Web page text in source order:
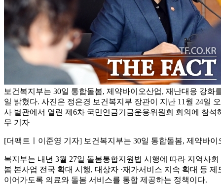
보건복지부는 30일 통합돌봄, 제약바이오산업, 재난대응 강화
일 밝혔다. 사진은 정은경 보건복지부 장관이 지난 11월 24일
사 별관에서 열린 제6차 국민연금기금운용위원회 회의에 참석
무 기자
[더팩트ㅣ이준영 기자] 보건복지부는 30일 통합돌봄, 제약바
복지부는 내년 3월 27일 돌봄통합지원법 시행에 따라 지역사
봄 본사업 전국 확대 시행, 대상자 ·재가서비스 지속 확대 등
이어가도록 의료와 돌봄 서비스를 통합 제공하는 정책이다.